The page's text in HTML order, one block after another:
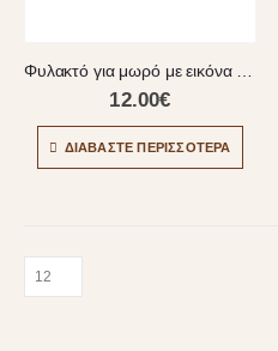
12.00€
ΔΙΑΒΆΣΤΕ ΠΕΡΙΣΣΌΤΕΡΑ